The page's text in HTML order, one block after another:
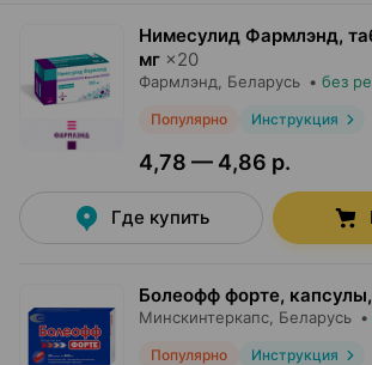
Нимесулид Фармлэнд,
мг ×20
Фармлэнд , Беларусь • без
Популярно Инструкция
4,78 — 4,86 р.
Где купить
Болеофф форте, капсулы,
Минскинтеркапс , Беларусь •
Популярно Инструкция